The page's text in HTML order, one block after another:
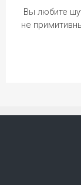
Вы любите
не